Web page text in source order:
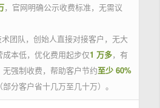
，官网明确公示收费标准，无需议
团队，创始人直接对接客户，无大
本低，优化费用起步仅1 万多，有
强制收费，帮助客户节约至少 60%
部分客户省十几万至几十万）。